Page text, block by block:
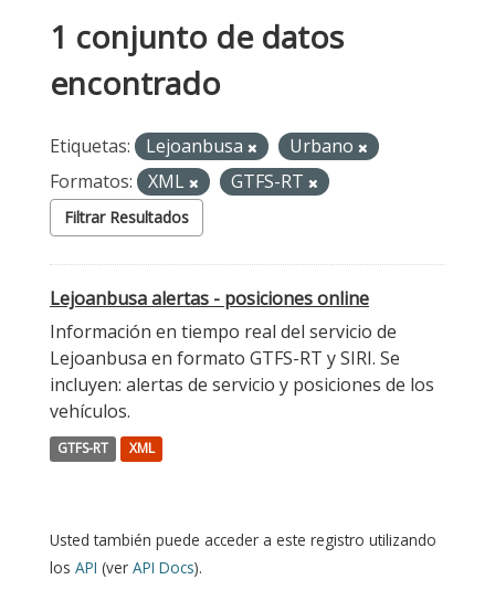
1 conjunto de datos
encontrado
Etiquetas: Lejoanbusa
Urbano
Formatos:
XML GTFS-RT
Filtrar Resultados
Lejoanbusa alertas - posiciones online
Información en tiempo real del servicio de
Lejoanbusa en formato GTFS-RT y SIRI. Se
incluyen: alertas de servicio y posiciones de los
vehículos.
GTFS-RT XML
Usted también puede acceder a este registro utilizando
los API (ver API Docs).